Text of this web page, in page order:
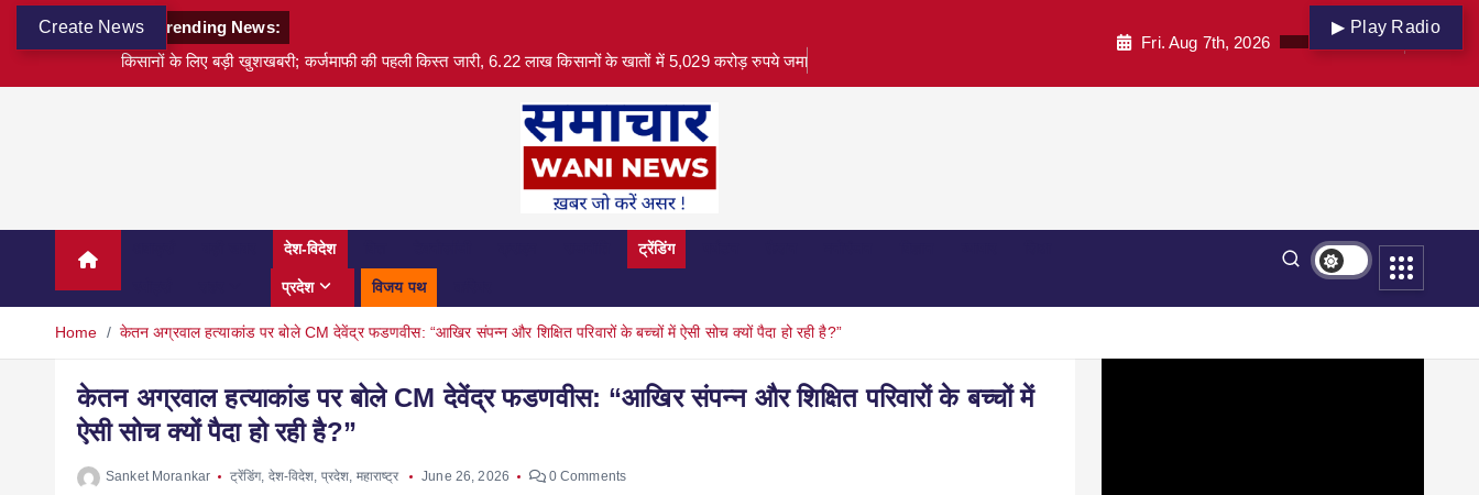
Create News ▶ Play Radio
Trending News:
किसानों के लिए बड़ी खुशखबरी; कर्जमाफी की पहली किस्त जारी, 6.22 लाख किसानों के खातों में 5,029 करोड़ रुपये जमा
Fri. Aug 7th, 2026
देश-विदेश ट्रेंडिंग
प्रदेश विजय पथ
Home केतन अग्रवाल हत्याकांड पर बोले CM देवेंद्र फडणवीस: “आखिर संपन्न और शिक्षित परिवारों के बच्चों में ऐसी सोच क्यों पैदा हो रही है?”
केतन अग्रवाल हत्याकांड पर बोले CM देवेंद्र फडणवीस: “आखिर संपन्न और शिक्षित परिवारों के बच्चों में
ऐसी सोच क्यों पैदा हो रही है?”
Sanket Morankar ट्रेंडिंग, देश-विदेश, प्रदेश, महाराष्ट्र June 26, 2026 0 Comments